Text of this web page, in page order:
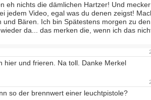
eh nichts die dämlichen Hartzer! Und
jedem Video, egal was du denen zeigst!
und Bären. Ich bin Spätestens morgen zu den
da... das merken die, wenn ich das
hier und frieren. Na toll. Danke Merkel
so der brennwert einer leuchtpistole?